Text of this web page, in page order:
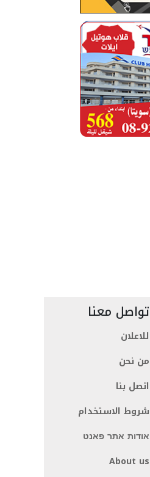
تواصل معنا
للاعلان
من نحن
اتصل بنا
شروط الاستخدام
אודות אתר פאנט
About us